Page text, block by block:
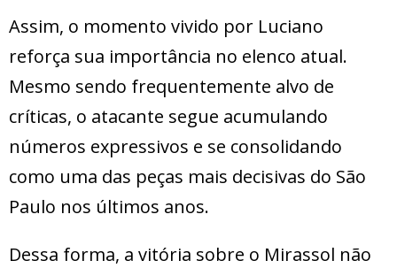
Assim, o momento vivido por Luciano
reforça sua importância no elenco atual.
Mesmo sendo frequentemente alvo de
críticas, o atacante segue acumulando
números expressivos e se consolidando
como uma das peças mais decisivas do São
Paulo nos últimos anos.
Dessa forma, a vitória sobre o Mirassol não